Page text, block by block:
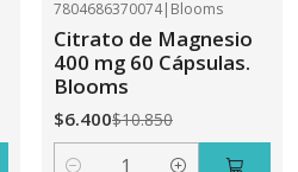
7804686370074| Blooms
Citrato de Magnesio
400 mg 60 Cápsulas.
Blooms
$6.400$10.850